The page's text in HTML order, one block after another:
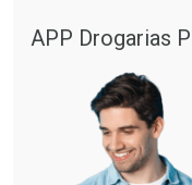
APP Drogarias